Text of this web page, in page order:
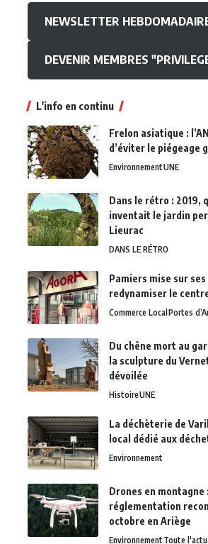
NEWSLETTER
DEVENIR MEMBRES
L'info en continu
Frelon asiatique :
d’éviter le piégeage
EnvironnementUNE
Dans le rétro : 2019,
inventait le jardin
Lieurac
DANS LE RÉTRO
Pamiers mise sur
redynamiser le
Commerce LocalPortes
Du chêne mort au
la sculpture du
dévoilée
HistoireUNE
La déchèterie de
local dédié aux
Environnement
Drones en montagne
réglementation
octobre en Ariège
EnvironnementToute